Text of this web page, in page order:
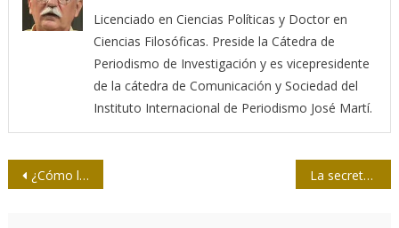
Licenciado en Ciencias Políticas y Doctor en
Ciencias Filosóficas. Preside la Cátedra de
Periodismo de Investigación y es vicepresidente
de la cátedra de Comunicación y Sociedad del
Instituto Internacional de Periodismo José Martí.
Navegación
¿Cómo le va al país en desarrollo mejor vacunado del mundo? La secretaria cubana del siglo XX